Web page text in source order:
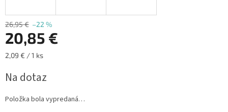
26,95 € –22 %
20,85 €
Jednotková
2,09 € / 1 ks
Na dotaz
Položka bola vypredaná…